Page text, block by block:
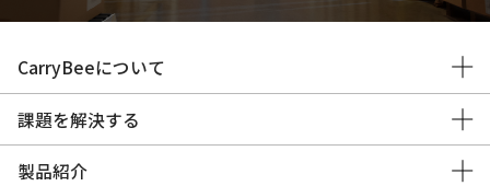
CarryBeeについて
課題を解決する
製品紹介